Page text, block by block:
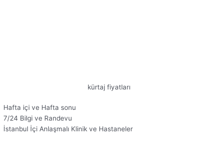
kürtaj fiyatları
Hafta içi ve Hafta sonu
7/24 Bilgi ve Randevu
İstanbul İçi Anlaşmalı Klinik ve Hastaneler